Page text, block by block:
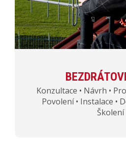
Konzultace • Návrh •
Povolení • Instalace •
Školení